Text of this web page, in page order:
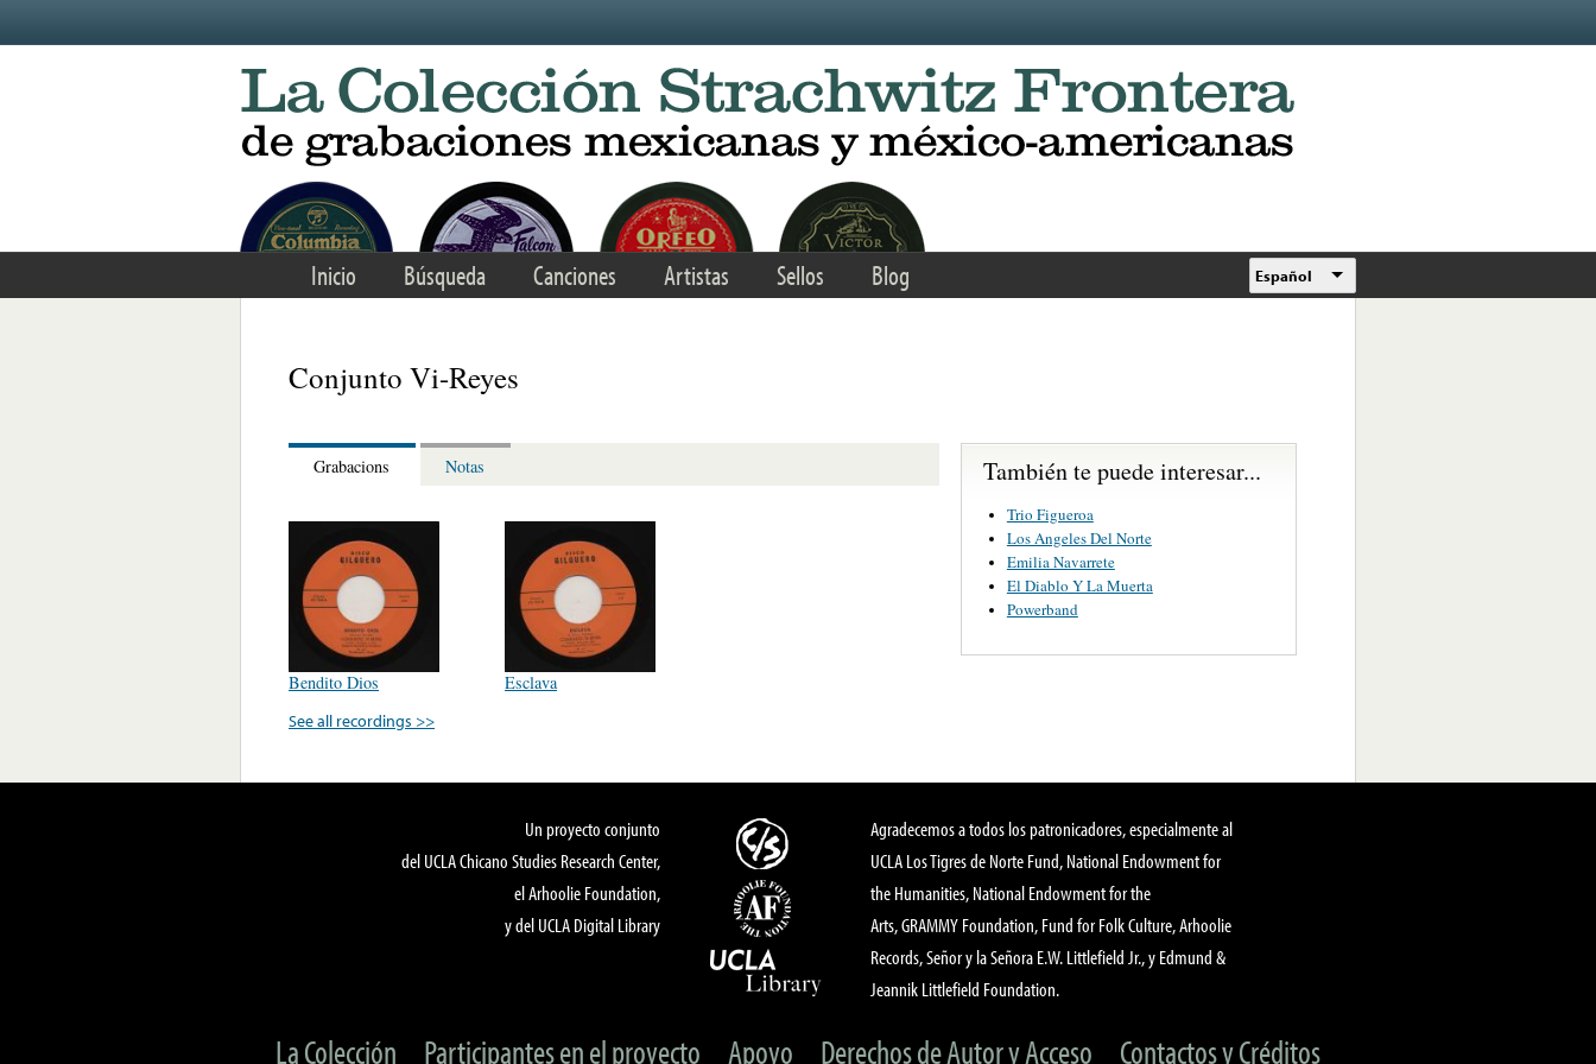
Inicio Búsqueda Canciones Artistas Sellos Blog Español
Conjunto Vi-Reyes
Grabacions Notas
Bendito Dios
Esclava
See all recordings >>
También te puede interesar...
Trio Figueroa
Los Angeles Del Norte
Emilia Navarrete
El Diablo Y La Muerta
Powerband
Un proyecto conjunto
del UCLA Chicano Studies Research Center,
el Arhoolie Foundation,
y del UCLA Digital Library
Agradecemos a todos los patronicadores, especialmente al
UCLA Los Tigres de Norte Fund, National Endowment for
the Humanities, National Endowment for the
Arts, GRAMMY Foundation, Fund for Folk Culture, Arhoolie
Records, Señor y la Señora E.W. Littlefield Jr., y Edmund &
Jeannik Littlefield Foundation.
La Colección Participantes en el proyecto Apoyo Derechos de Autor y Acceso Contactos y Créditos